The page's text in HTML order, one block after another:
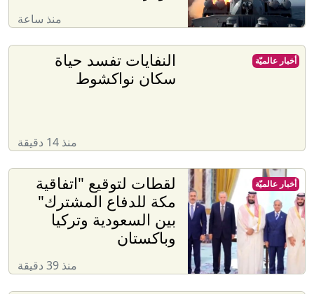
منذ ساعة
النفايات تفسد حياة
سكان نواكشوط
منذ 14 دقيقة
أخبار عالميّة
لقطات لتوقيع "اتفاقية
مكة للدفاع المشترك"
بين السعودية وتركيا
وباكستان
منذ 39 دقيقة
أخبار عالميّة